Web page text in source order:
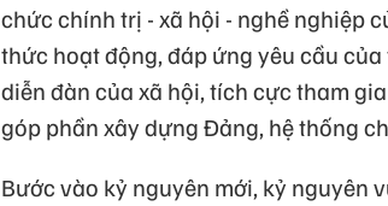
chức chính trị - xã hội - nghề nghiệp
thức hoạt động, đáp ứng yêu cầu
diễn đàn của xã hội, tích cực tham
góp phần xây dựng Đảng, hệ thống
Bước vào kỷ nguyên mới, kỷ nguyên